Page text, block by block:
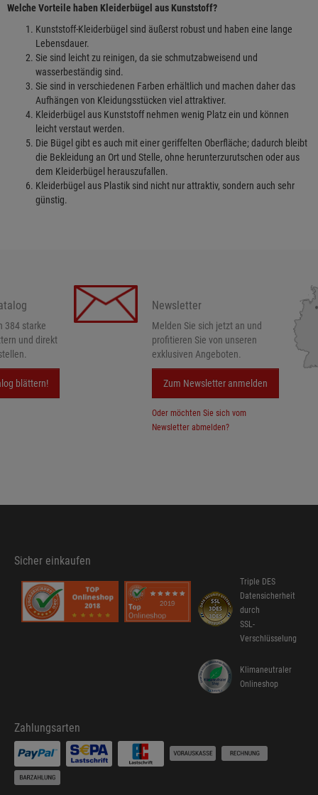
Welche Vorteile haben Kleiderbügel aus Kunststoff?
Kunststoff-Kleiderbügel sind äußerst robust und haben eine lange
Lebensdauer.
Sie sind leicht zu reinigen, da sie schmutzabweisend und
wasserbeständig sind.
Sie sind in verschiedenen Farben erhältlich und machen daher das
Aufhängen von Kleidungsstücken viel attraktiver.
Kleiderbügel aus Kunststoff nehmen wenig Platz ein und können
leicht verstaut werden.
Die Bügel gibt es auch mit einer geriffelten Oberfläche; dadurch bleibt
die Bekleidung an Ort und Stelle, ohne herunterzurutschen oder aus
dem Kleiderbügel herauszufallen.
Kleiderbügel aus Plastik sind nicht nur attraktiv, sondern auch sehr
günstig.
384 starke
und direkt
blättern!
Newsletter
Melden Sie sich jetzt an und
profitieren Sie von unseren
exklusiven Angeboten.
Zum Newsletter anmelden
Oder möchten Sie sich vom
Newsletter abmelden?
Sicher einkaufen
Triple DES
Datensicherheit
durch
SSL-
Verschlüsselung
Klimaneutraler
Onlineshop
Zahlungsarten